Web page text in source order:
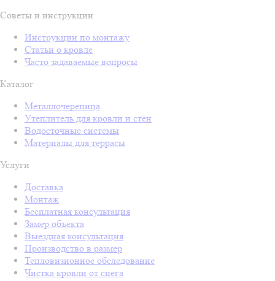
Советы и инструкции
Инструкции по монтажу
Статьи о кровле
Часто задаваемые вопросы
Каталог
Металлочерепица
Утеплитель для кровли и стен
Водосточные системы
Материалы для террасы
Услуги
Доставка
Монтаж
Бесплатная консультация
Замер объекта
Выездная консультация
Производство в размер
Тепловизионное обследование
Чистка кровли от снега